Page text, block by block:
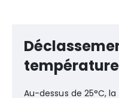
Au-dessus de 25°C,